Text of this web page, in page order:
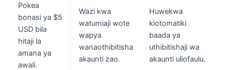
Pokea
bonasi ya $5
USD bila
hitaji la
amana ya
awali.
Wazi kwa
watumiaji wote
wapya
wanaothibitisha
akaunti zao.
Huwekwa
kiotomatiki
baada ya
uthibitishaji wa
akaunti uliofaulu.